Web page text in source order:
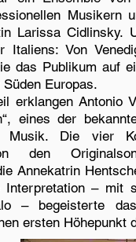
Musikern
Larissa Cidlinsky.
Italiens: Von
das Publikum auf
Europas.
erklangen Antonio
eines der
Musik. Die vier
den
Annekatrin
Interpretation – mit
– begeisterte
ersten Höhepunkt